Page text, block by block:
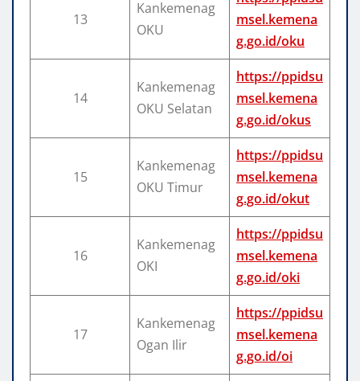
13
Kankemenag
OKU
msel.kemena
g.go.id/oku
14
Kankemenag
OKU Selatan
https://ppidsu
msel.kemena
g.go.id/okus
15
Kankemenag
OKU Timur
https://ppidsu
msel.kemena
g.go.id/okut
16
Kankemenag
OKI
https://ppidsu
msel.kemena
g.go.id/oki
17
Kankemenag
Ogan Ilir
https://ppidsu
msel.kemena
g.go.id/oi